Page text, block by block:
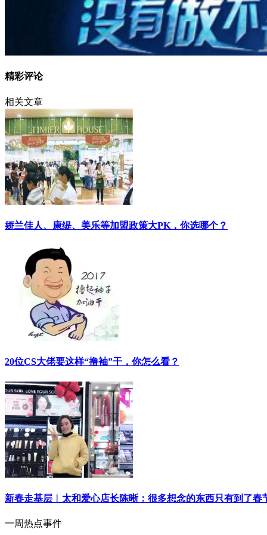
精彩评论
相关文章
娇兰佳人、康缇、美乐等加盟政策大PK，你选哪个？
20位CS大佬要这样“撸袖”干，你怎么看？
新春走基层︱太和爱心店长陈晰：很多想念的东西只有到了春
一周热点事件